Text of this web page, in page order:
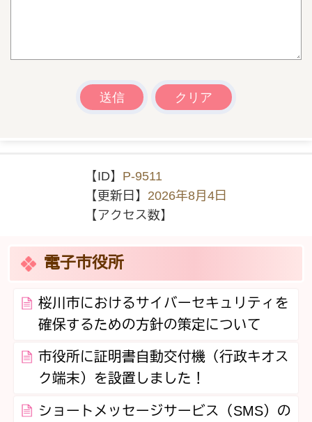
【ID】 P-9511
【更新日】 2026年8月4日
【アクセス数】
電子市役所
桜川市におけるサイバーセキュリティを
確保するための方針の策定について
市役所に証明書自動交付機（行政キオス
ク端末）を設置しました！
ショートメッセージサービス（SMS）の